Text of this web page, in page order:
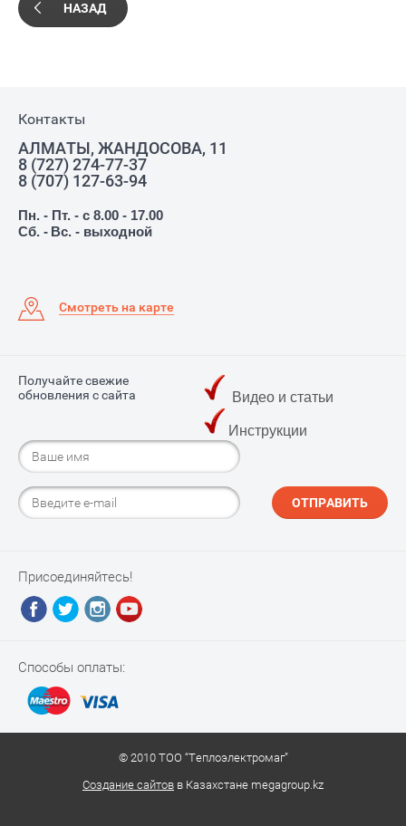
НАЗАД
Контакты
АЛМАТЫ, ЖАНДОСОВА, 11
8 (727) 274-77-37
8 (707) 127-63-94
Пн. - Пт. - с 8.00 - 17.00
Сб. - Вс. - выходной
Смотреть на карте
Получайте свежие
обновления с сайта
Видео и статьи
Инструкции
ОТПРАВИТЬ
Присоединяйтесь!
Способы оплаты:
© 2010 ТОО “Теплоэлектромаг”
Создание сайтов в Казахстане megagroup.kz